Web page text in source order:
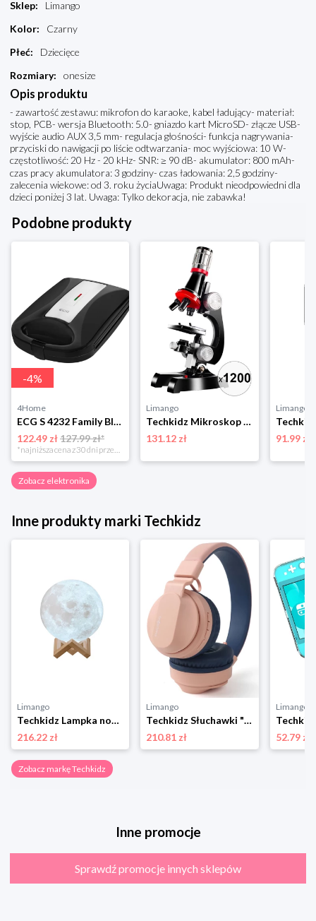
Sklep:
Limango
Kolor:
Czarny
Płeć:
Dziecięce
Rozmiary: onesize
Opis produktu
- zawartość zestawu: mikrofon do karaoke, kabel ładujący- materiał:
stop, PCB- wersja Bluetooth: 5.0- gniazdo kart MicroSD- złącze USB-
wyjście audio AUX 3,5 mm- regulacja głośności- funkcja nagrywania-
przyciski do nawigacji po liście odtwarzania- moc wyjściowa: 10 W-
częstotliwość: 20 Hz - 20 kHz- SNR: ≥ 90 dB- akumulator: 800 mAh-
czas pracy akumulatora: 3 godziny- czas ładowania: 2,5 godziny-
zalecenia wiekowe: od 3. roku życiaUwaga: Produkt nieodpowiedni dla
dzieci poniżej 3 lat. Uwaga: Tylko dekoracja, nie zabawka!
Podobne produkty
-4%
4Home
ECG S 4232 Family Black opiekacz 4-Home
122.49 zł127.99 zł*
*najniższa cena z 30 dni przed obniżką
Limango
Techkidz Mikroskop w kolorze czarnym - 8+ rozmiar: onesize
131.12 zł
Limango
91.99 zł
Zobacz elektronika
Inne produkty marki Techkidz
Limango
Techkidz Lampka nocna "Journey to the Moon” w kolorze beżowym - 3+ rozmiar: onesize
216.22 zł
Limango
Techkidz Słuchawki "Supreme" w kolorze jasnoróżowym - 6+ rozmiar: onesize
210.81 zł
Limango
52.79 zł
Zobacz markę Techkidz
Inne promocje
Sprawdź promocje innych sklepów